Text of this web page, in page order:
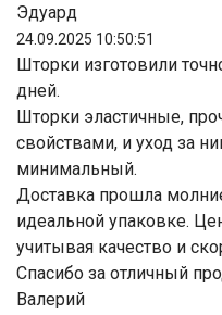
Эдуард
24.09.2025 10:50:51
Шторки изготовили
дней.
Шторки эластичные,
свойствами, и уход за
минимальный.
Доставка прошла
идеальной упаковке.
учитывая качество и
Спасибо за отличный
Валерий